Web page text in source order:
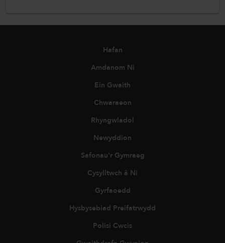
Hafan
Amdanom Ni
Ein Gwaith
Chwaraeon
Rhyngwladol
Newyddion
Safonau'r Gymraeg
Cysylltwch â Ni
Gyrfaoedd
Hysbysebiad Preifatrwydd
Polisi Cwcis